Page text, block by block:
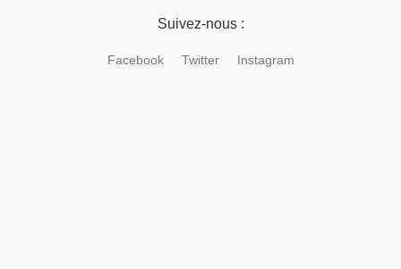
Suivez-nous :
Facebook Twitter Instagram